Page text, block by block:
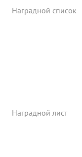
награды
Наградной список
Наградной лист